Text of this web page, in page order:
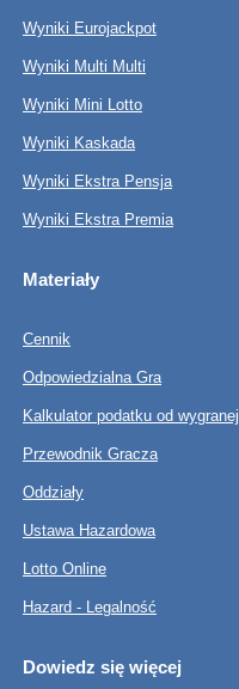
Wyniki Eurojackpot
Wyniki Multi Multi
Wyniki Mini Lotto
Wyniki Kaskada
Wyniki Ekstra Pensja
Wyniki Ekstra Premia
Materiały
Cennik
Odpowiedzialna Gra
Kalkulator podatku od wygranej
Przewodnik Gracza
Oddziały
Ustawa Hazardowa
Lotto Online
Hazard - Legalność
Dowiedz się więcej